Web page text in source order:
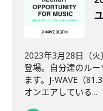
2023年3月28日（
登場。自分達のル
ます。J-WAVE（
オンエアしている...